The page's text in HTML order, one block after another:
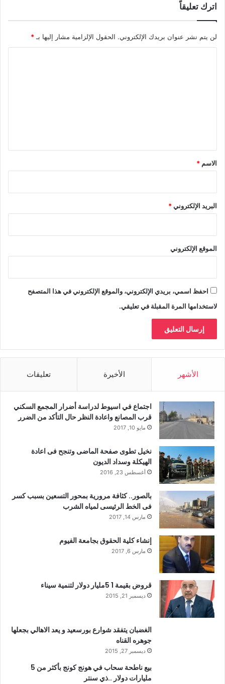
اترك تعليقاً
لن يتم نشر عنوان بريدك الإلكتروني. الحقول الإلزامية مشار إليها بـ*
*
الاسم *
البريد الإلكتروني*
الموقع الإلكتروني
احفظ اسمي، بريدي الإلكتروني، والموقع الإلكتروني في هذا المتصفح
لاستخدامها المرة المقبلة في تعليقي.
الأشهر الأخيرة تعليقات
اجتماع في اسيوط لدراسة أضرار المجمع السكني
قرب المصانع واعادة النظر حال التأكد من الضرر
مايو 10, 2017
نخيل تطوى صفحة الماضى وتنجح فى اعادة
الهيكلة وسداد الديون
أغسطس 23, 2016
بالصور.. كثافة مرورية بمحور التسعين بسبب كسر
فى الخط الرئيسى لمياه الشرب
مارس 14, 2017
إنشاء كلية الحقوق بجامعة الفيوم
مارس 6, 2017
قروض بقيمة 1 5مليار دولار لتنمية سيناء
ديسمبر 21, 2015
الغضبان يتفقد شوارع بورسعيد و يعد الاهالي بجعلها
جوهره القناه
ديسمبر 27, 2015
بيع ناطحة سحاب في هونج كونج بأكثر من 5
مليارات دولار ..ذي سنتر